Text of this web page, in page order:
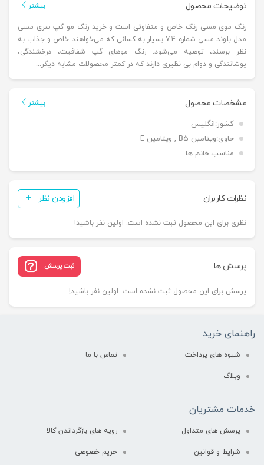
توضیحات محصول بیشتر
رنگ موی مسی رنگ خاص و متفاوتی است و خرید رنگ مو گپ سری مسی
مدل بلوند مسی شماره 7.4 بسیار به کسانی که می‌خواهند خاص و جذاب به
نظر برسند، توصیه می‌شود. رنگ موهای گپ شفافیت، درخشندگی،
پوشانندگی و دوام بی نظیری دارند که در کمتر محصولات مشابه دیگر...
مشخصات محصول بیشتر
کشور:انگلیس
حاوی:ویتامین B5 , ویتامین E
مناسب:خانم ها
نظرات کاربران افزودن نظر
نظری برای این محصول ثبت نشده است. اولین نفر باشید!
پرسش ها ثبت پرسش
پرسش برای این محصول ثبت نشده است. اولین نفر باشید!
راهنمای خرید
شیوه های پرداخت تماس با ما
وبلاگ
خدمات مشتریان
پرسش های متداول رویه های بازگرداندن کالا
شرایط و قوانین حریم خصوصی